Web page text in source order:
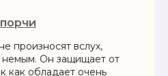
произносят вслух,
немым. Он защищает от
как обладает очень